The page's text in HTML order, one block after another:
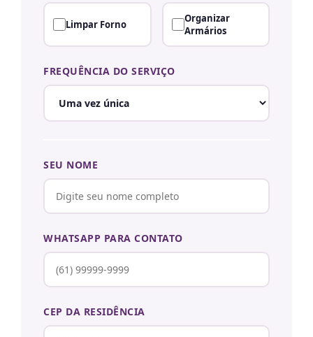
Limpar Forno
Organizar
Armários
FREQUÊNCIA DO SERVIÇO
SEU NOME
WHATSAPP PARA CONTATO
CEP DA RESIDÊNCIA